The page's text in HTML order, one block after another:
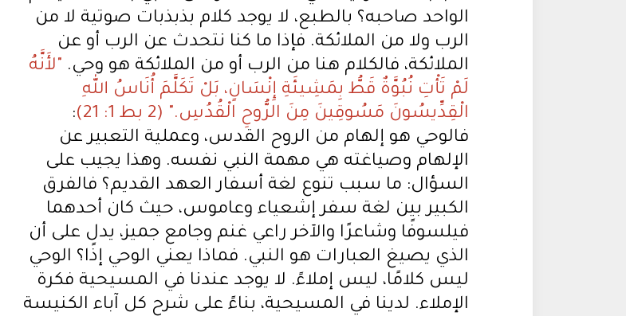
الواحد صاحبه؟ بالطبع، لا يوجد كلام بذبذبات صوتية لا من
الرب ولا من الملائكة. فإذا ما كنا نتحدث عن الرب أو عن
الملائكة، فالكلام هنا من الرب أو من الملائكة هو وحي. "لأَنَّهُ
لَمْ تَأْتِ نُبُوَّةٌ قَطُّ بِمَشِيئَةِ إِنْسَانٍ، بَلْ تَكَلَّمَ أُنَاسُ اللهِ
الْقِدِّيسُونَ مَسُوقِينَ مِنَ الرُّوحِ الْقُدُسِ." (2 بط 1: 21)
:
فالوحي هو إلهام من الروح القدس، وعملية التعبير عن
الإلهام وصياغته هي مهمة النبي نفسه. وهذا يجيب على
السؤال: ما سبب تنوع لغة أسفار العهد القديم؟ فالفرق
الكبير بين لغة سفر إشعياء وعاموس، حيث كان أحدهما
فيلسوفًا وشاعرًا والآخر راعي غنم وجامع جميز، يدل على أن
الذي يصيغ العبارات هو النبي. فماذا يعني الوحي إذًا؟ الوحي
ليس كلامًا، ليس إملاءً. لا يوجد عندنا في المسيحية فكرة
الإملاء. لدينا في المسيحية، بناءً على شرح كل آباء الكنيسة